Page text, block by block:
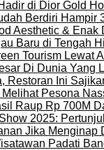
di Dior Gold
Berdiri Hampir
Aesthetic & Enak
Baru di Tengah
Tourism Lewat
Di Dunia Yang
Restoran Ini
Pesona
Raup Rp 700M
2025:
Jika Menginap
Padati